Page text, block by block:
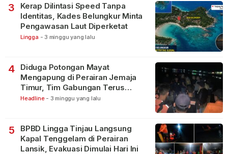
3
Kerap Dilintasi Speed Tanpa
Identitas, Kades Belungkur Minta
Pengawasan Laut Diperketat
Lingga - 3 minggu yang lalu
4
Diduga Potongan Mayat
Mengapung di Perairan Jemaja
Timur, Tim Gabungan Terus
Lakukan Pencarian
Headline - 3 minggu yang lalu
5
BPBD Lingga Tinjau Langsung
Kapal Tenggelam di Perairan
Lansik, Evakuasi Dimulai Hari Ini